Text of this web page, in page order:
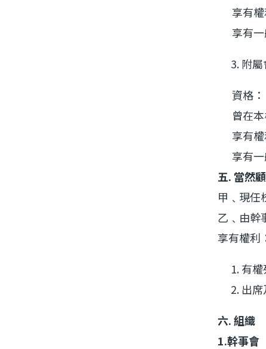
享有權
享有一
附屬
資格：
曾在本
享有權
享有一
五. 當然
甲﹑現任
乙﹑由幹
享有權利
有
出
六. 組織
1.幹事會